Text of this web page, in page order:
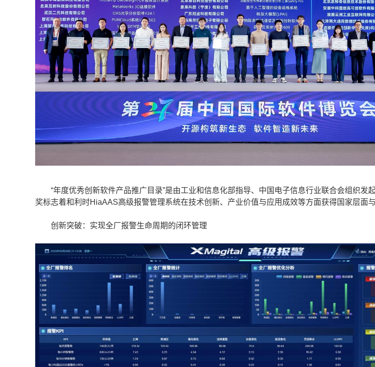
“年度优秀创新软件产品推广目录”是由工业和信息化部指导、中国电子信息行业联合会组织发
奖标志着和利时HiaAAS高级报警管理系统在技术创新、产业价值与应用成效等方面获得国家层面
创新突破：实现全厂报警生命周期的闭环管理